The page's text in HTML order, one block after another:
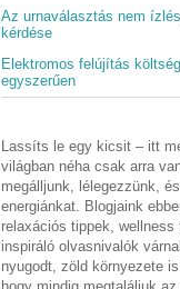
Az urnaválasztás nem
kérdése
Elektromos felújítás
egyszerűen
Lassíts le egy kicsit – itt
világban néha csak arra
megálljunk, lélegezzünk,
energiánkat. Blogjaink
relaxációs tippek, wellness
inspiráló olvasnivalók
nyugodt, zöld környezete